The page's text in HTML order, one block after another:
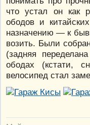
что устал он как
ободов и
назначению — к
возить. Были
(задняя
ободах (кстати,
велосипед стал